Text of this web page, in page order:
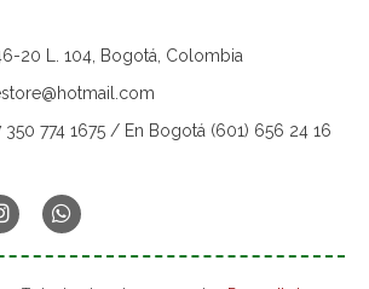
20 L. 104, Bogotá, Colombia
350 774 1675 / En Bogotá (601) 656 24 16